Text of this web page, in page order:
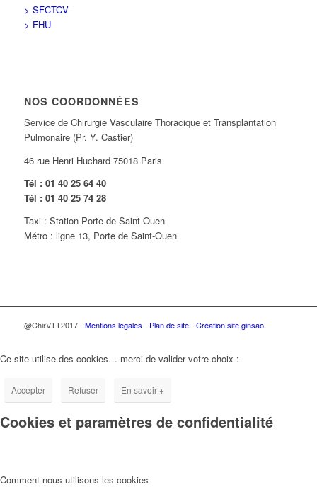
> SFCTCV
> FHU
NOS COORDONNÉES
Service de Chirurgie Vasculaire Thoracique et Transplantation
Pulmonaire (Pr. Y. Castier)
46 rue Henri Huchard 75018 Paris
Tél : 01 40 25 64 40
Tél : 01 40 25 74 28
Taxi : Station Porte de Saint-Ouen
Métro : ligne 13, Porte de Saint-Ouen
@ChirVTT2017 - Mentions légales - Plan de site- Création site ginsao
Ce site utilise des cookies… merci de valider votre choix :
Accepter Refuser En savoir +
Cookies et paramètres de confidentialité
Comment nous utilisons les cookies